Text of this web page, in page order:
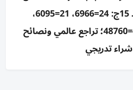
2026 بمتوسط 15ج: 24=6966، 21=6095،
18=5224، الجنيه=48760؛ تراجع عالمي ونصائح
شراء تدريجي